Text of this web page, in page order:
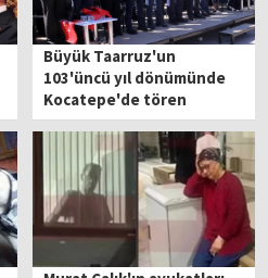
Büyük Taarruz'un
103'üncü yıl dönümünde
Kocatepe'de tören